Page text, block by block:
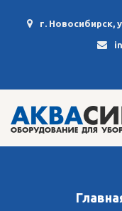
г. Новосибирск,